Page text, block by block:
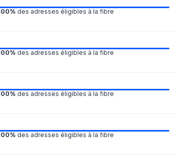
des adresses éligibles à la fibre
des adresses éligibles à la fibre
des adresses éligibles à la fibre
des adresses éligibles à la fibre